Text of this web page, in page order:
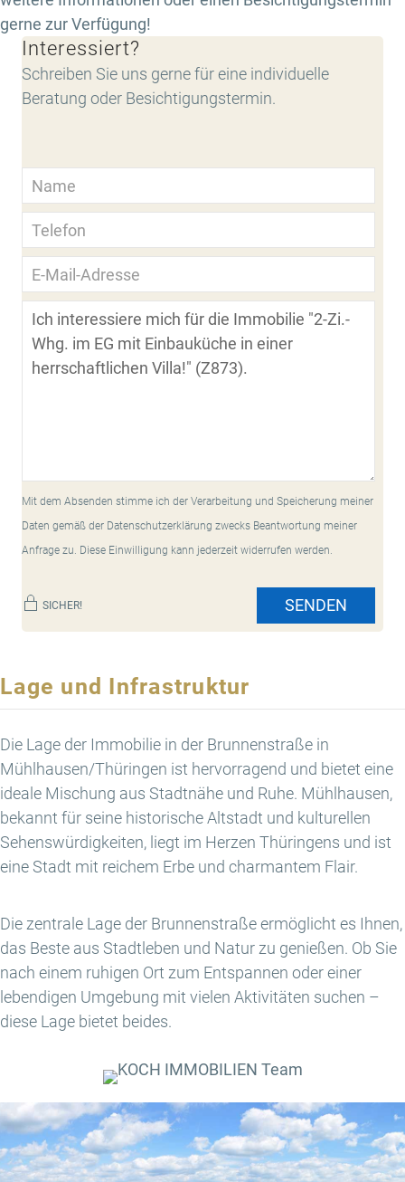
gerne zur Verfügung!
Interessiert?
Schreiben Sie uns gerne für eine individuelle
Beratung oder Besichtigungstermin.
Mit dem Absenden stimme ich der Verarbeitung und Speicherung meiner
Daten gemäß der Datenschutzerklärung zwecks Beantwortung meiner
Anfrage zu. Diese Einwilligung kann jederzeit widerrufen werden.
SICHER! SENDEN
Lage und Infrastruktur
Die Lage der Immobilie in der Brunnenstraße in
Mühlhausen/Thüringen ist hervorragend und bietet eine
ideale Mischung aus Stadtnähe und Ruhe. Mühlhausen,
bekannt für seine historische Altstadt und kulturellen
Sehenswürdigkeiten, liegt im Herzen Thüringens und ist
eine Stadt mit reichem Erbe und charmantem Flair.
Die zentrale Lage der Brunnenstraße ermöglicht es Ihnen,
das Beste aus Stadtleben und Natur zu genießen. Ob Sie
nach einem ruhigen Ort zum Entspannen oder einer
lebendigen Umgebung mit vielen Aktivitäten suchen –
diese Lage bietet beides.